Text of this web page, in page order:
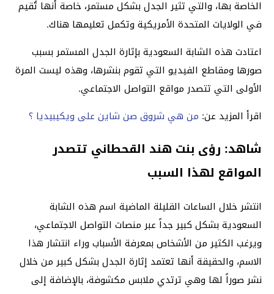
الخاصة بها، والتي تثير الجدل بشكل مستمر، خاصة أنها تُقيم
في الولايات المتحدة الأمريكية وتكمل تعليمها هناك.
اعتادت هذه الشابة السعودية بإثارة الجدل المستمر بسبب
صورها ومقاطع الفيديو التي تقوم بنشرها، وهذه ليست المرة
الأولى التي تتصدر مواقع التواصل الاجتماعي.
اقرأ المزيد عن: من هي شروق صن شاين على ويكيبيديا ؟
شاهد: رؤى بنت هند القحطاني تتصدر
المواقع لهذا السبب
انتشر خلال الساعات القليلة الماضية اسم هذه الشابة
السعودية بشكل كبير جداً عبر منصات التواصل الاجتماعي،
ويرغب الكثير من الأشخاص بمعرفة الأسباب وراء انتشار هذا
الاسم، والحقيقة أنها تعتمد إثارة الجدل بشكل كبير من خلال
نشر صوراً لها وهي ترتدي ملابس مكشوفة، بالإضافة إلى